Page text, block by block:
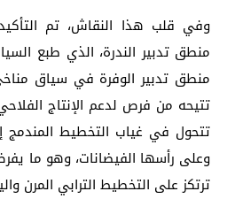
وفي قلب هذا النقاش، تم
منطق تدبير الندرة، الذي طبع
منطق تدبير الوفرة في سياق
تتيحه من فرص لدعم الإنتاج
تتحول في غياب التخطيط
وعلى رأسها الفيضانات، وهو ما
ترتكز على التخطيط الترابي المرن